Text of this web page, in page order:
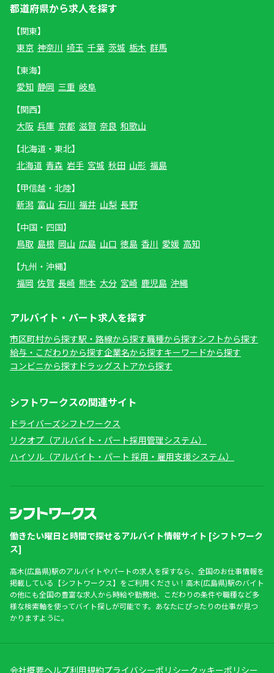
都道府県から求人を探す
【関東】
東京 神奈川 埼玉 千葉 茨城 栃木 群馬
【東海】
愛知 静岡 三重 岐阜
【関西】
大阪 兵庫 京都 滋賀 奈良 和歌山
【北海道・東北】
北海道 青森 岩手 宮城 秋田 山形 福島
【甲信越・北陸】
新潟 富山 石川 福井 山梨 長野
【中国・四国】
鳥取 島根 岡山 広島 山口 徳島 香川 愛媛 高知
【九州・沖縄】
福岡 佐賀 長崎 熊本 大分 宮崎 鹿児島 沖縄
アルバイト・パート求人を探す
市区町村から探す駅・路線から探す職種から探すシフトから探す
給与・こだわりから探す企業名から探すキーワードから探す
コンビニから探す ドラッグストアから探す
シフトワークスの関連サイト
ドライバーズシフトワークス
リクオプ（アルバイト・パート採用管理システム）
ハイソル（アルバイト・パート 採用・雇用支援システム）
働きたい曜日と時間で探せるアルバイト情報サイト [シフトワーク
ス]
高木(広島県)駅のアルバイトやパートの求人を探すなら、全国のお仕事情報を
掲載している【シフトワークス】をご利用ください！高木(広島県)駅のバイト
の他にも全国の豊富な求人から時給や勤務地、こだわりの条件や職種など多
様な検索軸を使ってバイト探しが可能です。あなたにぴったりの仕事が見つ
かりますように。
会社概要ヘルプ利用規約プライバシーポリシークッキーポリシー